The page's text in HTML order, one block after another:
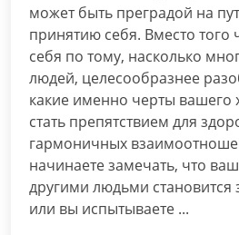
жизни
во
всех
аспектах:
от
физического
здоровья
и
сбалансированного
питания
может быть преградой на
принятию себя. Вместо того
себя по тому, насколько
людей, целесообразнее
какие именно черты вашего
стать препятствием для
гармоничных
начинаете замечать, что
другими людьми становится
или вы испытываете ...